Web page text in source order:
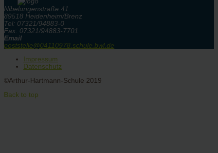
Nibelungenstraße 41
89518 Heidenheim/Brenz
Tel: 07321/94883-0
Fax: 07321/94883-7701
Email
poststelle@04110978.schule.bwl.de
Impressum
Datenschutz
©Arthur-Hartmann-Schule 2019
Back to top